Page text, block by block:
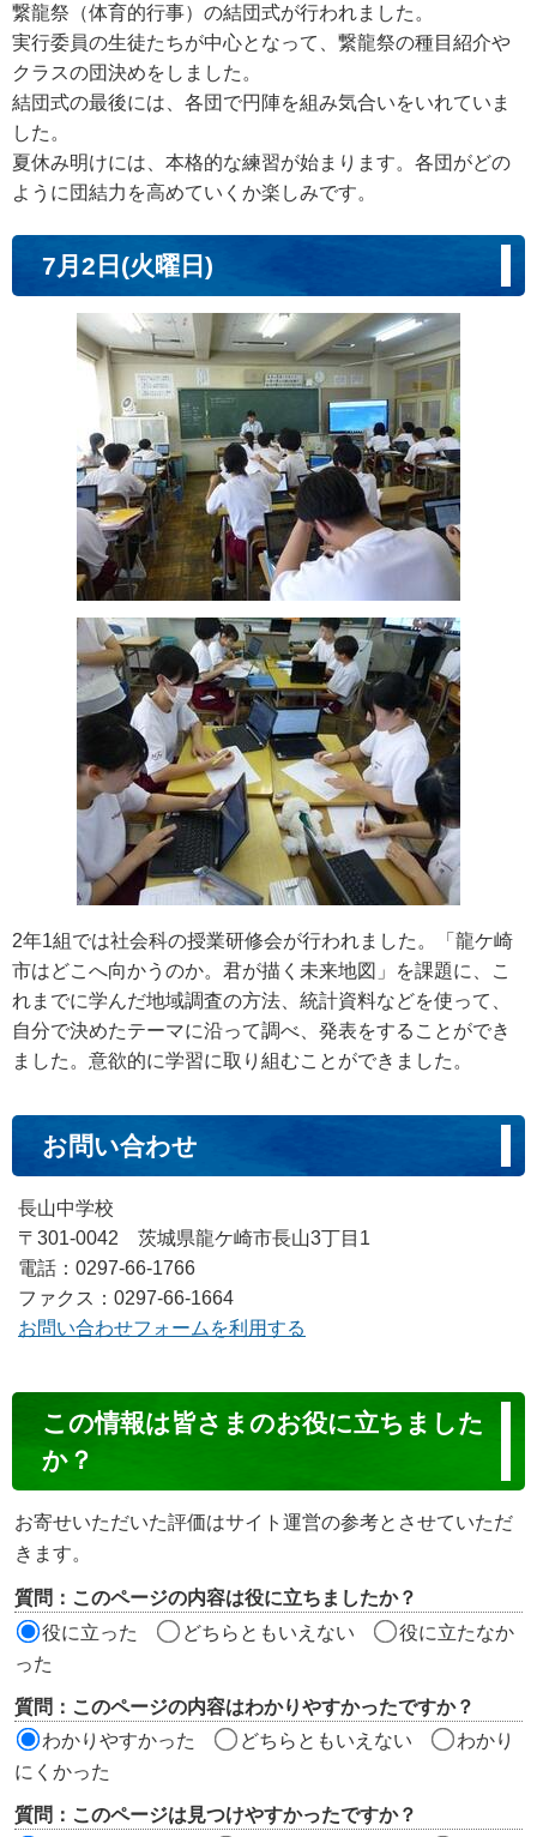
繋龍祭（体育的行事）の結団式が行われました。
実行委員の生徒たちが中心となって、繋龍祭の種目紹介や
クラスの団決めをしました。
結団式の最後には、各団で円陣を組み気合いをいれていま
した。
夏休み明けには、本格的な練習が始まります。各団がどの
ように団結力を高めていくか楽しみです。
7月2日(火曜日)
2年1組では社会科の授業研修会が行われました。「龍ケ崎
市はどこへ向かうのか。君が描く未来地図」を課題に、こ
れまでに学んだ地域調査の方法、統計資料などを使って、
自分で決めたテーマに沿って調べ、発表をすることができ
ました。意欲的に学習に取り組むことができました。
お問い合わせ
長山中学校
〒301-0042 茨城県龍ケ崎市長山3丁目1
電話：0297-66-1766
ファクス：0297-66-1664
お問い合わせフォームを利用する
ン
ン
ツ
評
価
ア
この情報は皆さまのお役に立ちました
か？
お寄せいただいた評価はサイト運営の参考とさせていただ
きます。
質問：このページの内容は役に立ちましたか？
役に立った
どちらともいえない
役に立たなか
った
質問：このページの内容はわかりやすかったですか？
わかりやすかった
どちらともいえない
わかり
にくかった
質問：このページは見つけやすかったですか？